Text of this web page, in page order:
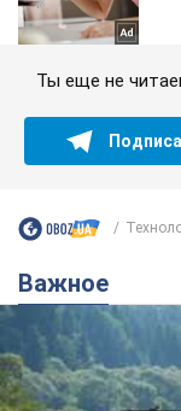
Ты еще не
Важное